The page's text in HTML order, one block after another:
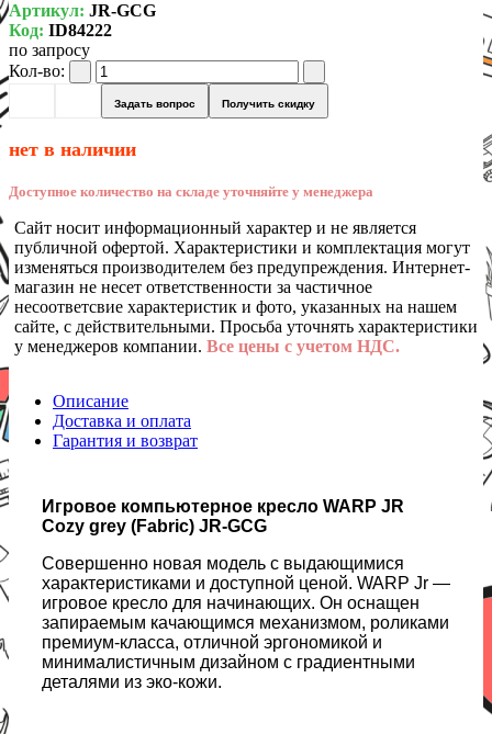
Артикул: JR-GCG
Код: ID84222
по запросу
Кол-во:
Задать вопрос Получить скидку
нет в наличии
Доступное количество на складе уточняйте у менеджера
Сайт носит информационный характер и не является
публичной офертой. Характеристики и комплектация могут
изменяться производителем без предупреждения. Интернет-
магазин не несет ответственности за частичное
несоответсвие характеристик и фото, указанных на нашем
сайте, с действительными. Просьба уточнять характеристики
у менеджеров компании. Все цены с учетом НДС.
Описание
Доставка и оплата
Гарантия и возврат
Игровое компьютерное кресло WARP JR
Cozy grey (Fabric) JR-GCG
Совершенно новая модель с выдающимися
характеристиками и доступной ценой. WARP Jr —
игровое кресло для начинающих. Он оснащен
запираемым качающимся механизмом, роликами
премиум-класса, отличной эргономикой и
минималистичным дизайном с градиентными
деталями из эко-кожи.